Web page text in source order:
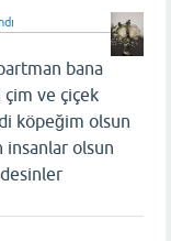
bana
ve çiçek
köpeğim olsun
insanlar olsun